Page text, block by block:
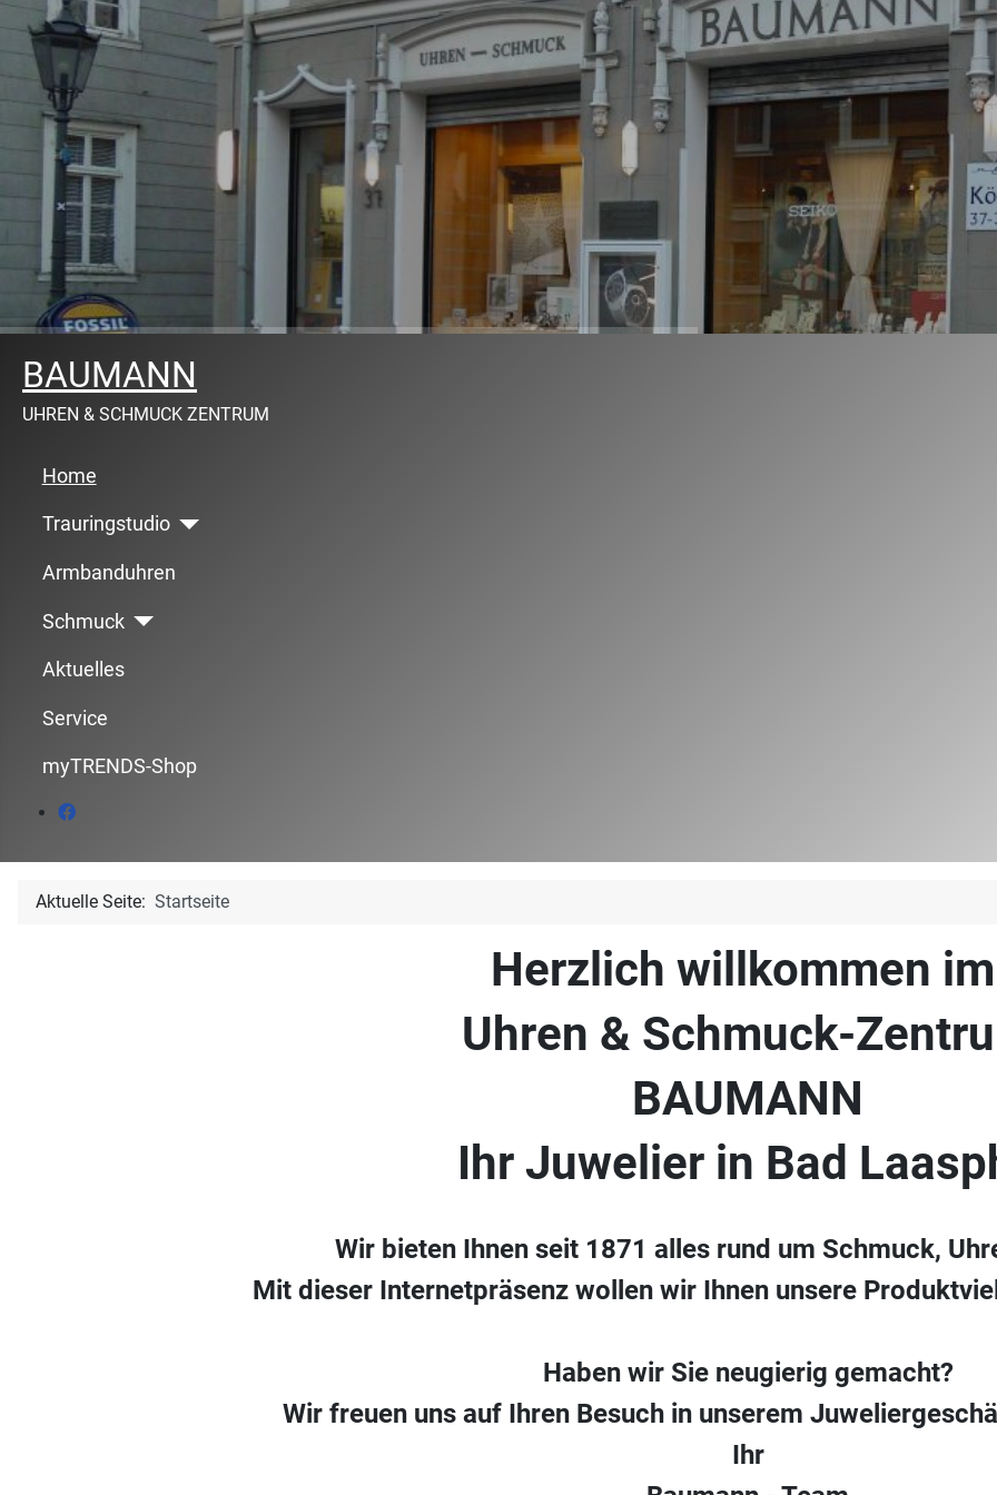
BAUMANN
UHREN & SCHMUCK ZENTRUM
Home
Trauringstudio
Armbanduhren
Schmuck
Aktuelles
Service
myTRENDS-Shop
Aktuelle Seite: Startseite
Herzlich willkommen
Uhren & Schmuck-
BAUMANN
Ihr Juwelier in Bad
Wir bieten Ihnen seit 1871 alles rund um Schmuck,
Mit dieser Internetpräsenz wollen wir Ihnen unsere
Haben wir Sie neugierig gemacht?
Wir freuen uns auf Ihren Besuch in unserem
Ihr